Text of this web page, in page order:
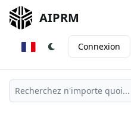
AIPRM
Connexion